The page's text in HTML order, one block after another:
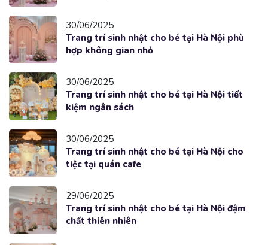
30/06/2025
Trang trí sinh nhật cho bé tại Hà Nội phù
hợp không gian nhỏ
30/06/2025
Trang trí sinh nhật cho bé tại Hà Nội tiết
kiệm ngân sách
30/06/2025
Trang trí sinh nhật cho bé tại Hà Nội cho
tiệc tại quán cafe
29/06/2025
Trang trí sinh nhật cho bé tại Hà Nội đậm
chất thiên nhiên